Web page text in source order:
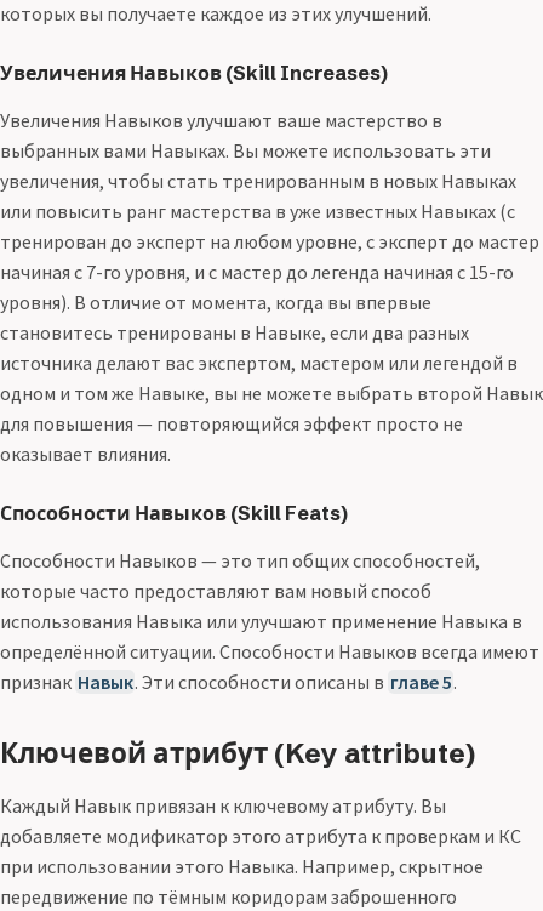
которых вы получаете каждое из этих улучшений.
Увеличения Навыков (Skill Increases)
Увеличения Навыков улучшают ваше мастерство в
выбранных вами Навыках. Вы можете использовать эти
увеличения, чтобы стать тренированным в новых Навыках
или повысить ранг мастерства в уже известных Навыках (с
тренирован до эксперт на любом уровне, с эксперт до мастер
начиная с 7-го уровня, и с мастер до легенда начиная с 15-го
уровня). В отличие от момента, когда вы впервые
становитесь тренированы в Навыке, если два разных
источника делают вас экспертом, мастером или легендой в
одном и том же Навыке, вы не можете выбрать второй Навык
для повышения — повторяющийся эффект просто не
оказывает влияния.
Способности Навыков (Skill Feats)
Способности Навыков — это тип общих способностей,
которые часто предоставляют вам новый способ
использования Навыка или улучшают применение Навыка в
определённой ситуации. Способности Навыков всегда имеют
признак Навык. Эти способности описаны в главе 5.
Ключевой атрибут (Key attribute)
Каждый Навык привязан к ключевому атрибуту. Вы
добавляете модификатор этого атрибута к проверкам и КС
при использовании этого Навыка. Например, скрытное
передвижение по тёмным коридорам заброшенного